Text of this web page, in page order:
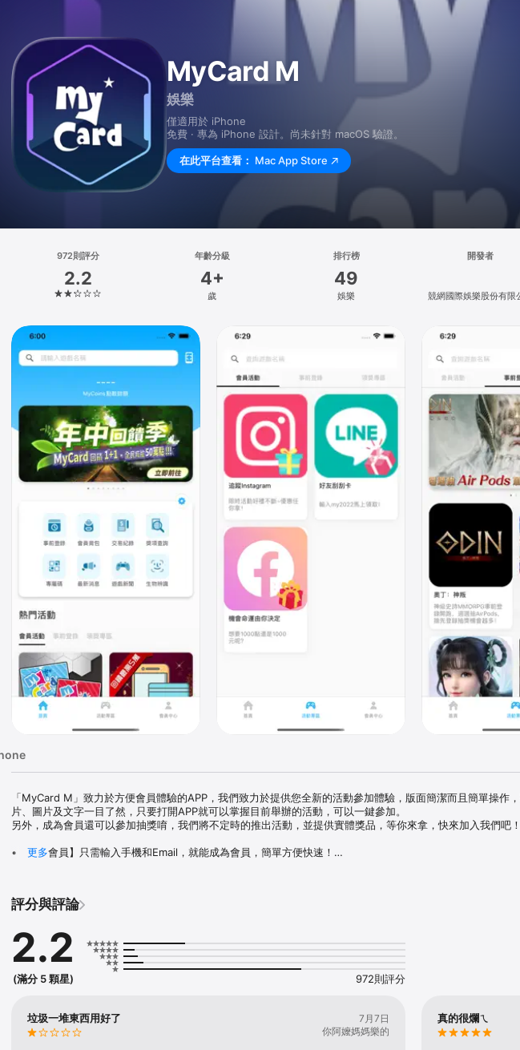
MyCard M
娛樂
僅適用於 iPhone
免費 · 專為 iPhone 設計。尚未針對 macOS 驗證。
在此平台查看： Mac App Store
972則評分
2.2
年齡分級
4+
歲
排行榜
49
娛樂
開發者
競網國際娛樂股份有限
「MyCard M」致力於方便會員體驗的APP，我們致力於提供您全新的活動參加體驗，版面簡潔而且簡單操作
片、圖片及文字一目了然，只要打開APP就可以掌握目前舉辦的活動，可以一鍵參加。
另外，成為會員還可以參加抽獎唷，我們將不定時的推出活動，並提供實體獎品，等你來拿，快來加入我們吧！
•【成為會員】只需輸入手機和Email，就能成為會員，簡單方便快速！
更多
評分與評論
2.2
(滿分 5 顆星) 972則評分
垃圾一堆東西用好了
7月7日
你阿嬤媽媽樂的
真的很爛ㄟ